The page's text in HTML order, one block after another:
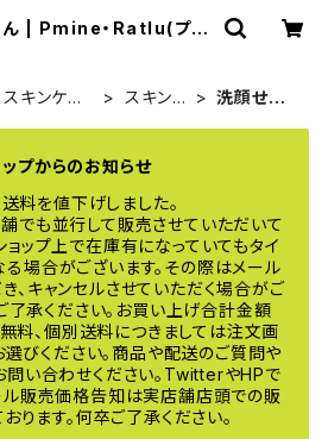
ん | Pmine・Ratlu(プミ
キンケア・
スキンケ
洗顔せっけ
ップからのお知らせ
料を値下げしました。
でも並行して販売させていただいて
ョップ上で在庫有になっていてもタイ
場合がございます。その際はメール
、キャンセルさせていただく場合がご
了承ください。お買い上げ合計金額
、個別送料につきましては注文画
びください。商品や配送のご質問や
問い合わせください。TwitterやHPで
ル販売価格告知は実店舗店頭での販
ります。何卒ご了承ください。